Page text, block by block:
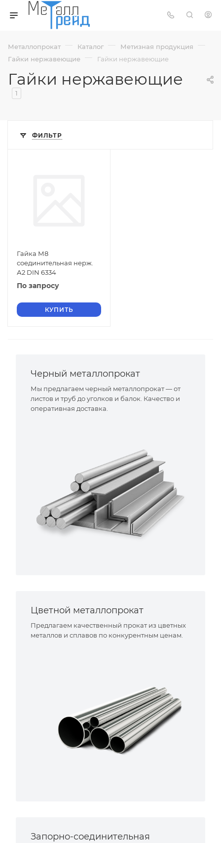
Металлопрокат — Каталог — Метизная продукция —
Гайки нержавеющие — Гайки нержавеющие
Гайки нержавеющие
1
ФИЛЬТР
Гайка М8
соединительная нерж.
А2 DIN 6334
По запросу
КУПИТЬ
Черный металлопрокат
Мы предлагаем черный металлопрокат — от
листов и труб до уголков и балок. Качество и
оперативная доставка.
Цветной металлопрокат
Предлагаем качественный прокат из цветных
металлов и сплавов по конкурентным ценам.
Запорно-соединительная